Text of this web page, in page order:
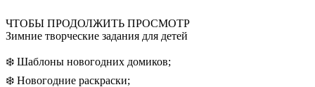
ЧТОБЫ ПРОДОЛЖИТЬ ПРОСМОТР
Зимние творческие задания для детей
❄️ Шаблоны новогодних домиков;
❄️ Новогодние раскраски;